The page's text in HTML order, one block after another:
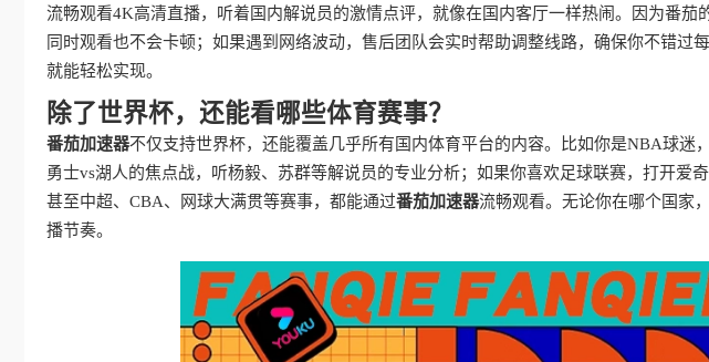
流畅观看4K高清直播，听着国内解说员的激情点评，就像在国内客厅一样热闹。因为番茄
同时观看也不会卡顿；如果遇到网络波动，售后团队会实时帮助调整线路，确保你不错过
就能轻松实现。
除了世界杯，还能看哪些体育赛事？
番茄加速器不仅支持世界杯，还能覆盖几乎所有国内体育平台的内容。比如你是NBA球迷
勇士vs湖人的焦点战，听杨毅、苏群等解说员的专业分析；如果你喜欢足球联赛，打开爱
甚至中超、CBA、网球大满贯等赛事，都能通过番茄加速器流畅观看。无论你在哪个国家
播节奏。